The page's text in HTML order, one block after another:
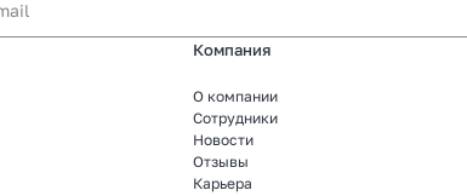
Компания
О компании
Сотрудники
Новости
Отзывы
Карьера